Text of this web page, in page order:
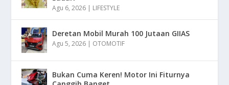
Agu 6, 2026 | LIFESTYLE
Deretan Mobil Murah 100 Jutaan GIIAS
Agu 5, 2026 | OTOMOTIF
Bukan Cuma Keren! Motor Ini Fiturnya